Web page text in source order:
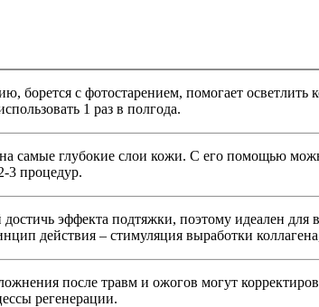
борется с фотостарением, помогает
1 раз в полгода.
самые глубокие слои кожи. С его помощью
3 процедур.
эффекта подтяжки, поэтому идеален для
действия – стимуляция выработки
после травм и ожогов могут
регенерации.